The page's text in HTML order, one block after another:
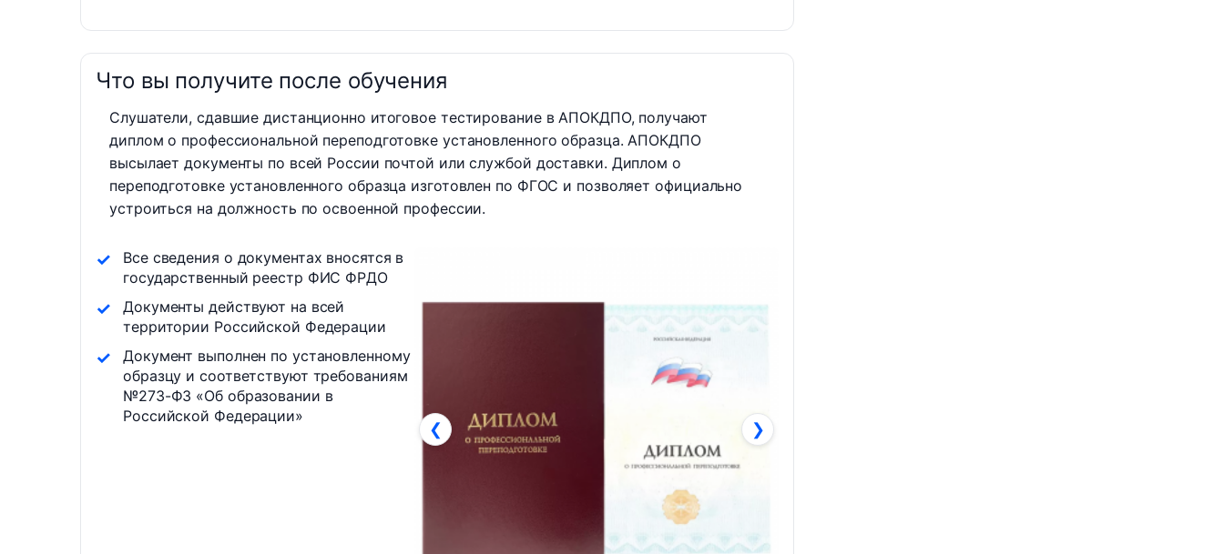
Что вы получите после обучения
Слушатели, сдавшие дистанционно итоговое тестирование в АПОКДПО, получают
диплом о профессиональной переподготовке установленного образца. АПОКДПО
высылает документы по всей России почтой или службой доставки. Диплом о
переподготовке установленного образца изготовлен по ФГОС и позволяет официально
устроиться на должность по освоенной профессии.
Все сведения о документах вносятся в
государственный реестр ФИС ФРДО
Документы действуют на всей
территории Российской Федерации
Документ выполнен по установленному
образцу и соответствуют требованиям
№273-ФЗ «Об образовании в
Российской Федерации»
❮ ❯